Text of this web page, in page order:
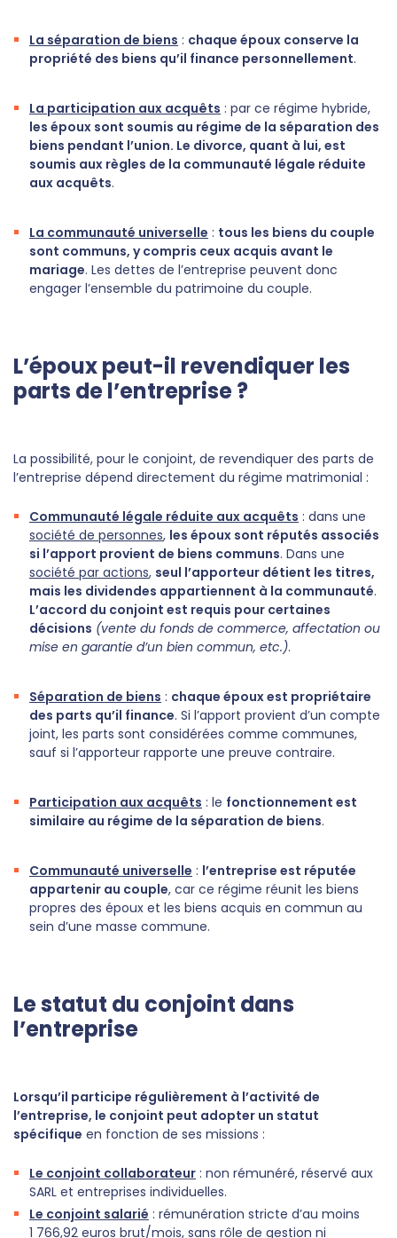
La séparation de biens : chaque époux conserve la
propriété des biens qu’il finance personnellement.
La participation aux acquêts : par ce régime hybride,
les époux sont soumis au régime de la séparation des
biens pendant l’union. Le divorce, quant à lui, est
soumis aux règles de la communauté légale réduite
aux acquêts.
La communauté universelle : tous les biens du couple
sont communs, y compris ceux acquis avant le
mariage. Les dettes de l’entreprise peuvent donc
engager l’ensemble du patrimoine du couple.
L’époux peut-il revendiquer les
parts de l’entreprise ?
La possibilité, pour le conjoint, de revendiquer des parts de
l’entreprise dépend directement du régime matrimonial :
Communauté légale réduite aux acquêts : dans une
société de personnes, les époux sont réputés associés
si l’apport provient de biens communs. Dans une
société par actions, seul l’apporteur détient les titres,
mais les dividendes appartiennent à la communauté.
L’accord du conjoint est requis pour certaines
décisions (vente du fonds de commerce, affectation ou
mise en garantie d’un bien commun, etc.).
Séparation de biens : chaque époux est propriétaire
des parts qu’il finance. Si l’apport provient d’un compte
joint, les parts sont considérées comme communes,
sauf si l’apporteur rapporte une preuve contraire.
Participation aux acquêts : le fonctionnement est
similaire au régime de la séparation de biens.
Communauté universelle : l’entreprise est réputée
appartenir au couple, car ce régime réunit les biens
propres des époux et les biens acquis en commun au
sein d’une masse commune.
Le statut du conjoint dans
l’entreprise
Lorsqu’il participe régulièrement à l’activité de
l’entreprise, le conjoint peut adopter un statut
spécifique en fonction de ses missions :
Le conjoint collaborateur : non rémunéré, réservé aux
SARL et entreprises individuelles.
Le conjoint salarié : rémunération stricte d’au moins
1 766,92 euros brut/mois, sans rôle de gestion ni